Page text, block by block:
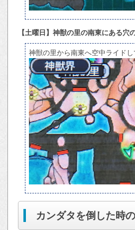
【土曜日】神獣の里の南東にある穴
神獣の里から南東へ空中ライド
カンダタを倒した時